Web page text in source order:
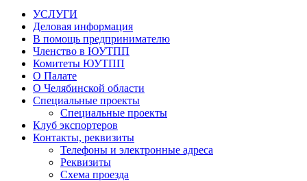
УСЛУГИ
Деловая информация
В помощь предпринимателю
Членство в ЮУТПП
Комитеты ЮУТПП
О Палате
О Челябинской области
Специальные проекты
Специальные проекты
Клуб экспортеров
Контакты, реквизиты
Телефоны и электронные адреса
Реквизиты
Схема проезда